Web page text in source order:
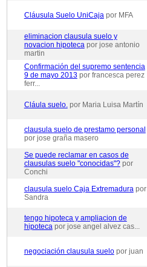
Cláusula Suelo UniCaja por MFA
eliminacion clausula suelo y
novacion hipoteca por jose antonio
martin
Confirmación del supremo sentencia
9 de mayo 2013 por francesca perez
ferr...
Cláula suelo. por Maria Luisa Martín
clausula suelo de prestamo personal
por jose graña masero
Se puede reclamar en casos de
clausulas suelo "conocidas"? por
Conchi
clausula suelo Caja Extremadura por
Sandra
tengo hipoteca y ampliacion de
hipoteca por jose angel alvez cas...
negociación clausula suelo por juan